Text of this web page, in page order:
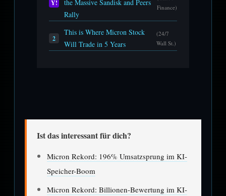
Y!
the Massive Sandisk and Peers
Rally
Finance)
2
This is Where Micron Stock
Will Trade in 5 Years
(24/7
Wall St.)
Ist das interessant für dich?
Micron Rekord: 196% Umsatzsprung im KI-
Speicher-Boom
Micron Rekord: Billionen-Bewertung im KI-